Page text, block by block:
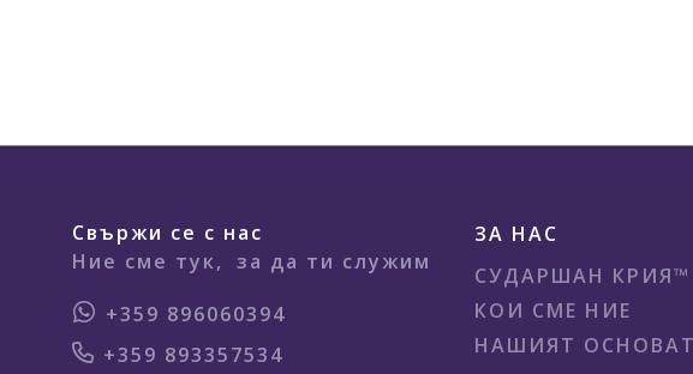
Свържи се с нас
Ние сме тук,
за да ти служим
+359 896060394
+359 893357534
ЗА НАС
СУДАРШАН КРИЯ™
КОИ СМЕ НИЕ
НАШИЯТ